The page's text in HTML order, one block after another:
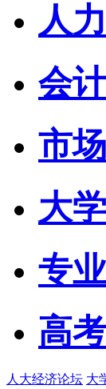
人
会计
市
大学
专业
高考
人大经济论坛 大